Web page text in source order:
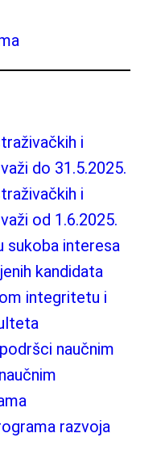
i
do 31.5.2025.
i
od 1.6.2025.
sukoba interesa
kandidata
integritetu i
naučnim
razvoja